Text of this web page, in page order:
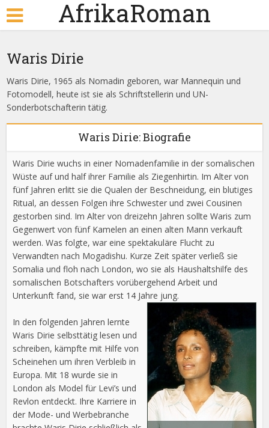
AfrikaRoman
Waris Dirie
Waris Dirie, 1965 als Nomadin geboren, war Mannequin und
Fotomodell, heute ist sie als Schriftstellerin und UN-
Sonderbotschafterin tätig.
Waris Dirie: Biografie
Waris Dirie wuchs in einer Nomadenfamilie in der somalischen
Wüste auf und half ihrer Familie als Ziegenhirtin. Im Alter von
fünf Jahren erlitt sie die Qualen der Beschneidung, ein blutiges
Ritual, an dessen Folgen ihre Schwester und zwei Cousinen
gestorben sind. Im Alter von dreizehn Jahren sollte Waris zum
Gegenwert von fünf Kamelen an einen alten Mann verkauft
werden. Was folgte, war eine spektakuläre Flucht zu
Verwandten nach Mogadishu. Kurze Zeit später verließ sie
Somalia und floh nach London, wo sie als Haushaltshilfe des
somalischen Botschafters vorübergehend Arbeit und
Unterkunft fand, sie war erst 14 Jahre jung.
In den folgenden Jahren lernte
Waris Dirie selbsttätig lesen und
schreiben, kämpfte mit Hilfe von
Scheinehen um ihren Verbleib in
Europa. Mit 18 wurde sie in
London als Model für Levi’s und
Revlon entdeckt. Ihre Karriere in
der Mode- und Werbebranche